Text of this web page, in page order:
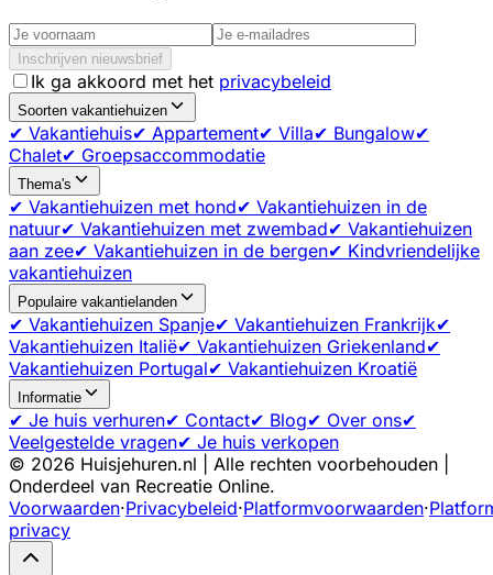
Inschrijven nieuwsbrief
Ik ga akkoord met het privacybeleid
Soorten vakantiehuizen
✔ Vakantiehuis✔ Appartement✔ Villa✔ Bungalow✔
Chalet✔ Groepsaccommodatie
Thema's
✔ Vakantiehuizen met hond✔ Vakantiehuizen in de
natuur✔ Vakantiehuizen met zwembad✔ Vakantiehuizen
aan zee✔ Vakantiehuizen in de bergen✔ Kindvriendelijke
vakantiehuizen
Populaire vakantielanden
✔ Vakantiehuizen Spanje✔ Vakantiehuizen Frankrijk✔
Vakantiehuizen Italië✔ Vakantiehuizen Griekenland✔
Vakantiehuizen Portugal✔ Vakantiehuizen Kroatië
Informatie
✔ Je huis verhuren✔ Contact✔ Blog✔ Over ons✔
Veelgestelde vragen✔ Je huis verkopen
© 2026 Huisjehuren.nl | Alle rechten voorbehouden |
Onderdeel van Recreatie Online.
Voorwaarden·Privacybeleid·Platformvoorwaarden·
privacy